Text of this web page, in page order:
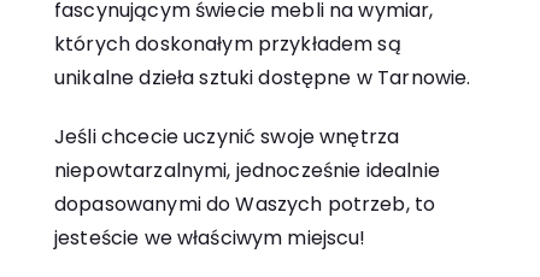
fascynującym świecie mebli na wymiar,
których doskonałym przykładem są
unikalne dzieła sztuki dostępne w Tarnowie.
Jeśli chcecie uczynić swoje wnętrza
niepowtarzalnymi, jednocześnie idealnie
dopasowanymi do Waszych potrzeb, to
jesteście we właściwym miejscu!